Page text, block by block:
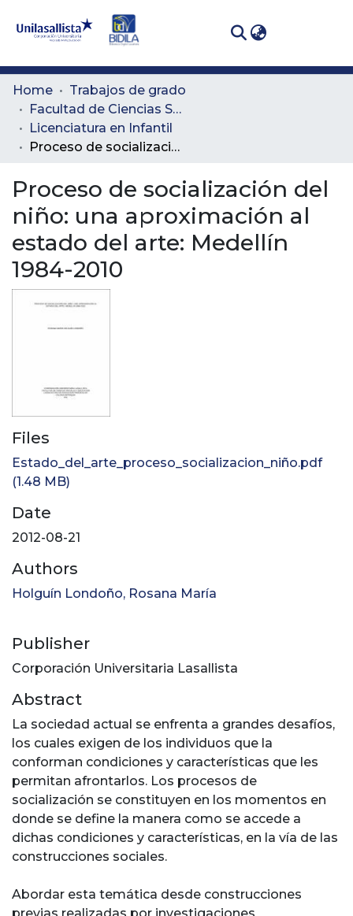
Communities
& Collections
All of DSpace
Statistics
Home
Trabajos de grado
Facultad de Ciencias Sociales y Educación
Licenciatura en Infantil
Proceso de socialización del niño: una aproximación al estado del arte: Medellín 1984-2010
Proceso de socialización del
niño: una aproximación al
estado del arte: Medellín
1984-2010
Files
Estado_del_arte_proceso_socializacion_niño.pdf
(1.48 MB)
Date
2012-08-21
Authors
Holguín Londoño, Rosana María
Publisher
Corporación Universitaria Lasallista
Abstract
La sociedad actual se enfrenta a grandes desafíos,
los cuales exigen de los individuos que la
conforman condiciones y características que les
permitan afrontarlos. Los procesos de
socialización se constituyen en los momentos en
donde se define la manera como se accede a
dichas condiciones y características, en la vía de las
construcciones sociales.
Abordar esta temática desde construcciones